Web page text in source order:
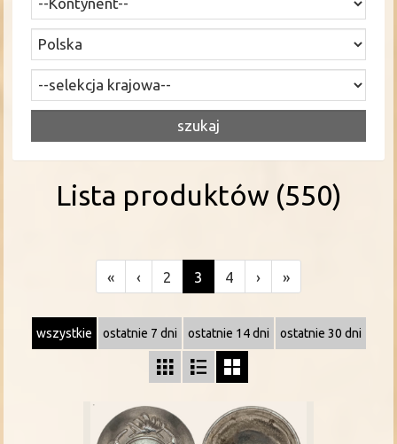
Lista produktów (550)
« ‹ 2 3 4 › »
wszystkie ostatnie 7 dni ostatnie 14 dni ostatnie 30 dni
  